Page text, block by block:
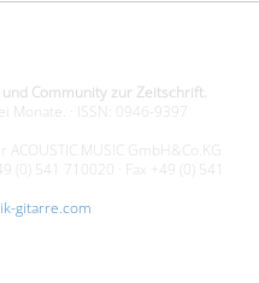
und Community zur Zeitschrift.
Monate. · ISSN: 0946-9397
MUSIC GmbH&Co.KG
(0) 541 710020 · Fax +49 (0) 541
gitarre.com